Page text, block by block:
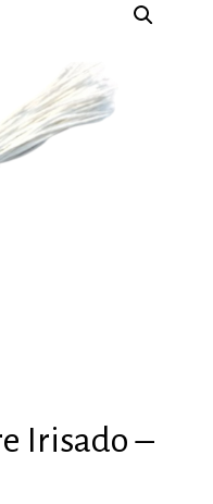
Irisado –